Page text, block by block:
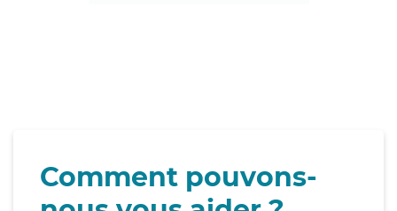
Comment pouvons-